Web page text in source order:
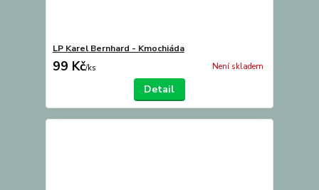
LP Karel Bernhard - Kmochiáda
99 Kč/ks Není skladem
Detail